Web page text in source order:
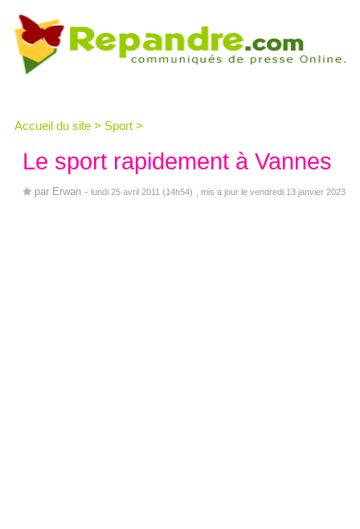
Accueil du site > Sport >
Le sport rapidement à Vannes
par Erwan - lundi 25 avril 2011 (14h54) , mis a jour le vendredi 13 janvier 2023